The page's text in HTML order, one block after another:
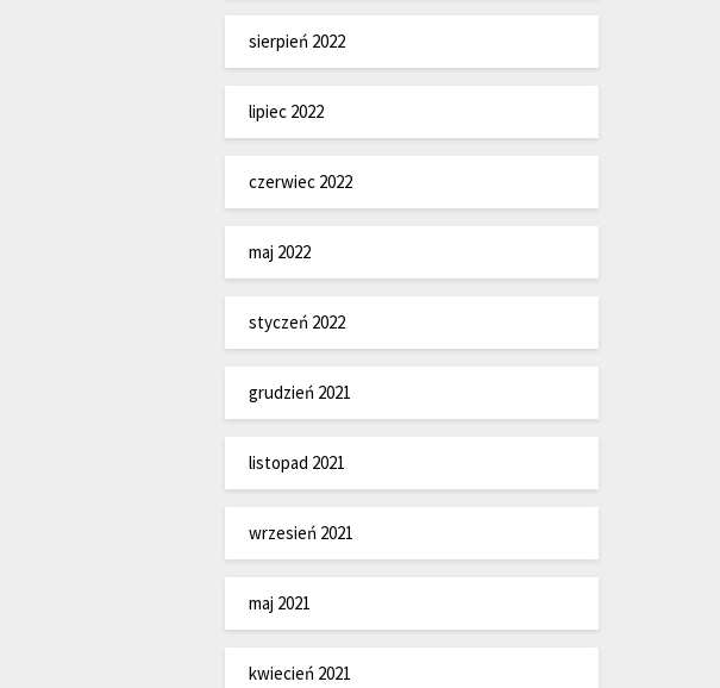
sierpień 2022
lipiec 2022
czerwiec 2022
maj 2022
styczeń 2022
grudzień 2021
listopad 2021
wrzesień 2021
maj 2021
kwiecień 2021